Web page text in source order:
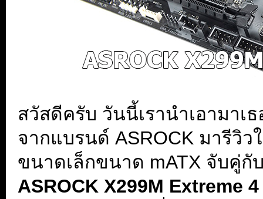
สวัสดีครับ วันนี้เรานำเอามาเ
จากแบรนด์ ASROCK มารีวิ
ขนาดเล็กขนาด mATX จับคู่กั
ASROCK X299M Extreme 4